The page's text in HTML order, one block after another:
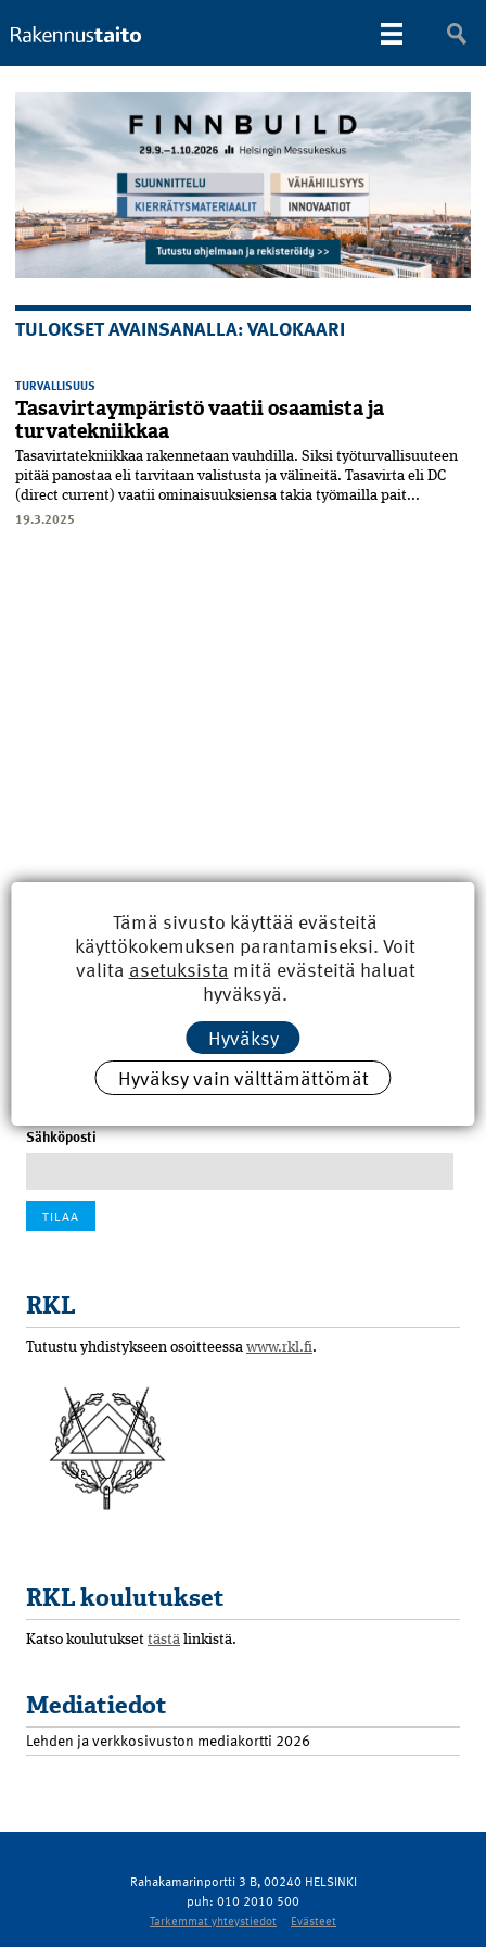
TULOKSET AVAINSANALLA: VALOKAARI
TURVALLISUUS
Tasavirtaympäristö vaatii osaamista ja
turvatekniikkaa
Tasavirtatekniikkaa rakennetaan vauhdilla. Siksi työturvallisuuteen
pitää panostaa eli tarvitaan valistusta ja välineitä. Tasavirta eli DC
(direct current) vaatii ominaisuuksiensa takia työmailla pait...
19.3.2025
Kyberisku kiinteistötietoihin haittaisi energiarakentamista
8.6.2026 15:21
Tilaa uutiskirje
Sähköposti
RKL
Tutustu yhdistykseen osoitteessa www.rkl.fi.
RKL koulutukset
Katso koulutukset tästä linkistä.
Mediatiedot
Lehden ja verkkosivuston mediakortti 2026
Rahakamarinportti 3 B, 00240 HELSINKI
puh: 010 2010 500
Tarkemmat yhteystiedot Evästeet
Tämä sivusto käyttää evästeitä
käyttökokemuksen parantamiseksi. Voit
valita asetuksista mitä evästeitä haluat
hyväksyä.
Hyväksy
Hyväksy vain välttämättömät